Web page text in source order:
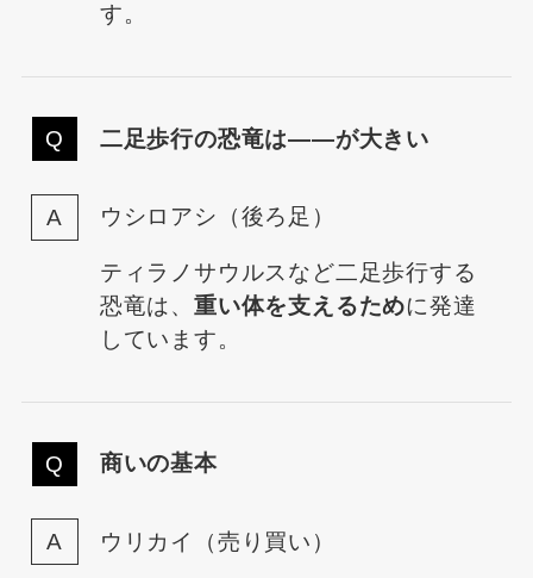
す。
二足歩行の恐竜は――が大きい
ウシロアシ（後ろ足）
ティラノサウルスなど二足歩行する
恐竜は、 重い体を支えるために発達
しています。
商いの基本
ウリカイ（売り買い）